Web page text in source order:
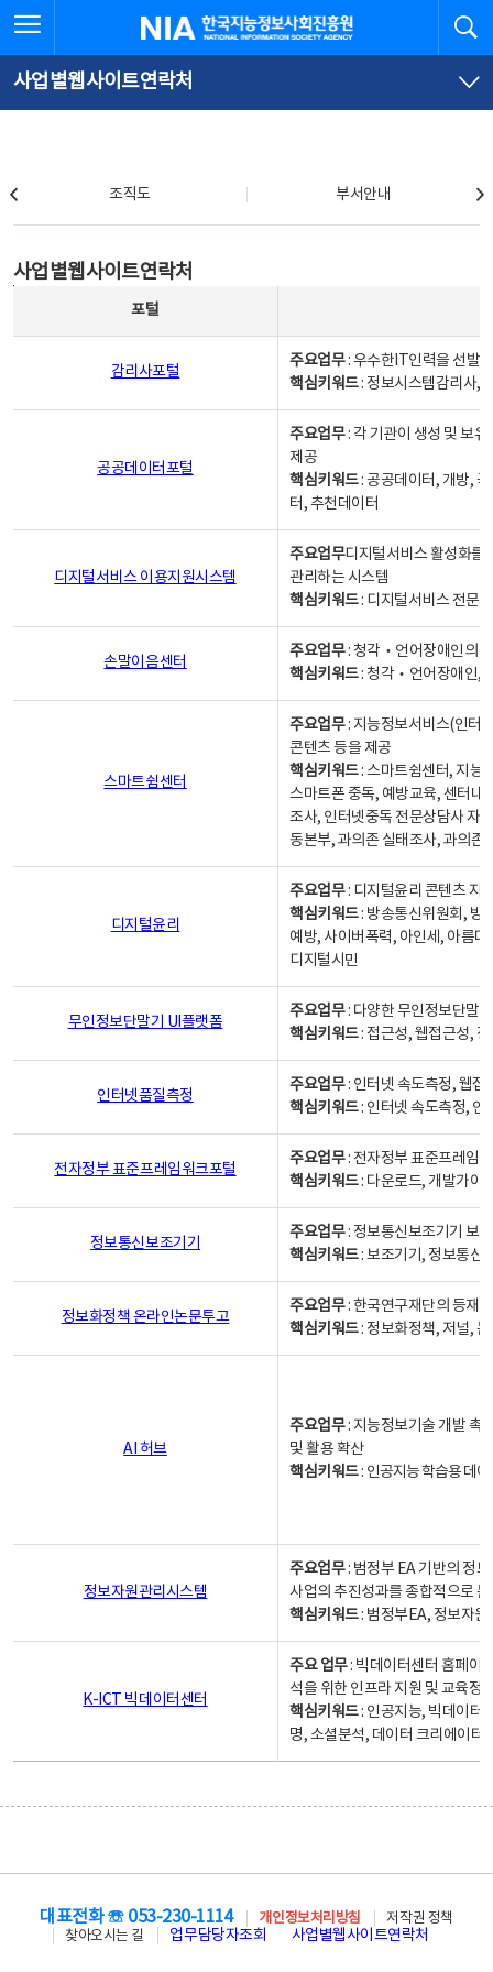
문
로
가
체
뉴
바
가
한국지능정보사회진흥원
사업별웹사이트연락처
조직도 부서안내
사업별웹사이트연락처
포털
감리사포털
주요업무: 우수한IT인력을 선발
핵심키워드: 정보시스템감리사,
공공데이터포털
주요업무: 각 기관이 생성 및 보
제공
핵심키워드: 공공데이터, 개방,
터, 추천데이터
디지털서비스 이용지원시스템
주요업무디지털서비스 활성화를
관리하는 시스템
핵심키워드: 디지털서비스 전문
손말이음센터
주요업무: 청각‧언어장애인의
핵심키워드: 청각‧언어장애인,
스마트쉼센터
주요업무: 지능정보서비스(인터
콘텐츠 등을 제공
핵심키워드: 스마트쉼센터, 지능
스마트폰 중독, 예방교육, 센터내
조사, 인터넷중독 전문상담사 자
동본부, 과의존 실태조사, 과의존
디지털윤리
주요업무: 디지털윤리 콘텐츠 지
핵심키워드: 방송통신위원회, 방
예방, 사이버폭력, 아인세, 아름
디지털시민
무인정보단말기 UI플랫폼
주요업무: 다양한 무인정보단말
핵심키워드: 접근성, 웹접근성,
인터넷품질측정
주요업무: 인터넷 속도측정, 웹접
핵심키워드: 인터넷 속도측정, 인
전자정부 표준프레임워크포털
주요업무: 전자정부 표준프레임
핵심키워드: 다운로드, 개발가이
정보통신보조기기
주요업무: 정보통신보조기기 보
핵심키워드: 보조기기, 정보통신
정보화정책 온라인논문투고
주요업무: 한국연구재단의 등재
핵심키워드: 정보화정책, 저널,
AI 허브
주요업무: 지능정보기술 개발 촉
및 활용 확산
핵심키워드: 인공지능 학습용 데
정보자원관리시스템
주요업무: 범정부 EA 기반의 정
사업의 추진성과를 종합적으로
핵심키워드: 범정부EA, 정보자
K-ICT 빅데이터센터
주요 업무: 빅데이터센터 홈페이
석을 위한 인프라 지원 및 교육정
핵심키워드: 인공지능, 빅데이터,
명, 소셜분석, 데이터 크리에이터
대표전화 ☏ 053-230-1114 개인정보처리방침
저작권 정책
찾아오시는 길
업무담당자조회 사업별웹사이트연락처